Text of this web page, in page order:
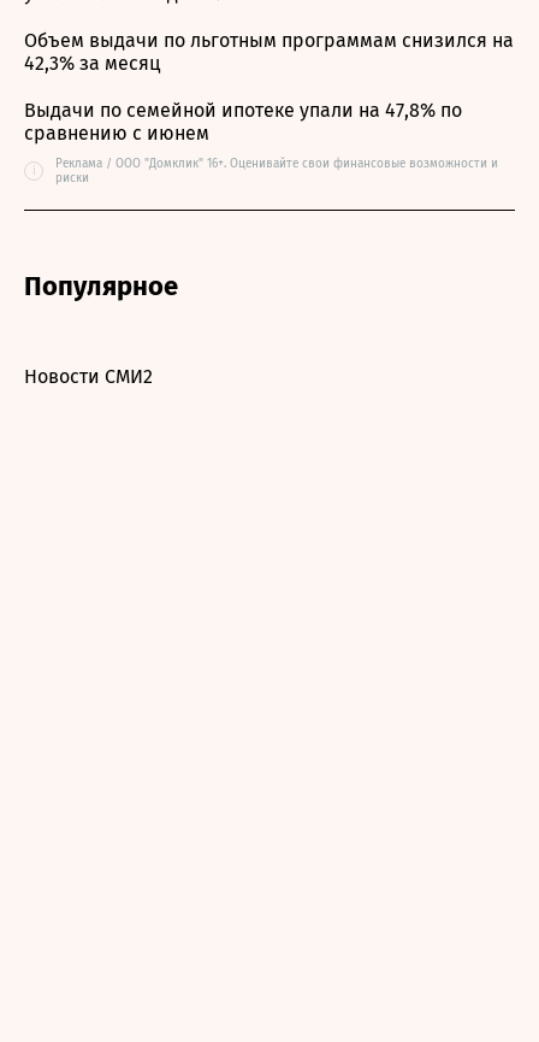
Объем выдачи по льготным программам снизился на
42,3% за месяц
Выдачи по семейной ипотеке упали на 47,8% по
сравнению с июнем
i
Реклама / ООО "Домклик" 16+. Оценивайте свои финансовые возможности и
риски
Популярное
Новости СМИ2